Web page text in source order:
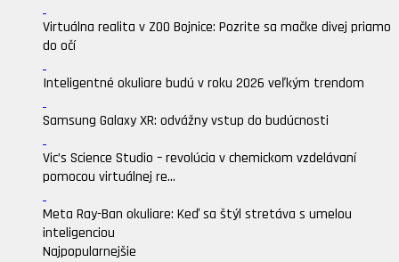
Virtuálna realita v ZOO Bojnice: Pozrite sa mačke divej priamo
do očí
Inteligentné okuliare budú v roku 2026 veľkým trendom
Samsung Galaxy XR: odvážny vstup do budúcnosti
Vic’s Science Studio – revolúcia v chemickom vzdelávaní
pomocou virtuálnej re...
Meta Ray-Ban okuliare: Keď sa štýl stretáva s umelou
inteligenciou
Najpopularnejšie